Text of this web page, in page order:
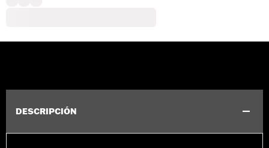
DESCRIPCIÓN